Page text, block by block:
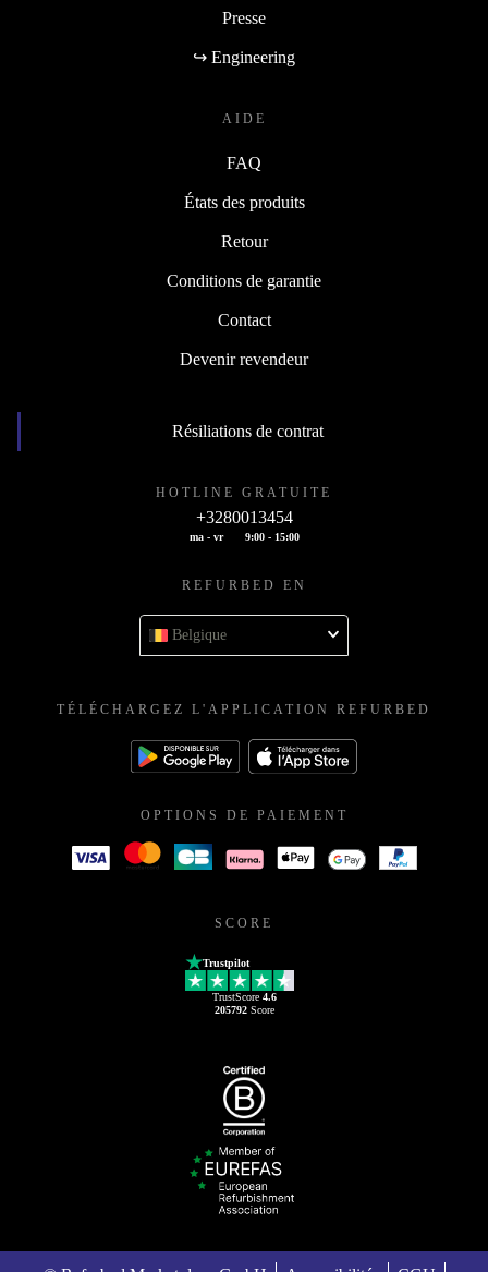
Presse
↪ Engineering
AIDE
FAQ
États des produits
Retour
Conditions de garantie
Contact
Devenir revendeur
Résiliations de contrat
HOTLINE GRATUITE
+3280013454
ma - vr 9:00 - 15:00
REFURBED EN
Belgique
TÉLÉCHARGEZ L'APPLICATION REFURBED
OPTIONS DE PAIEMENT
SCORE
Trustpilot
TrustScore 4.6
205792Score